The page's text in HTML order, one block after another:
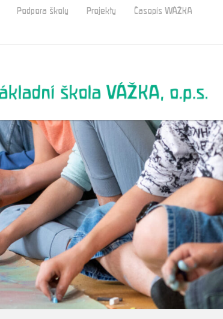
Podpora školy Projekty Časopis WÁŽKA